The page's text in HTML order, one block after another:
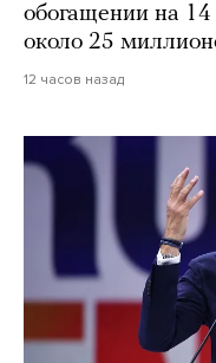
обогащении на
около 25
12 часов назад